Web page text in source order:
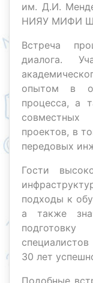
им. Д.И.
НИЯУ МИФИ
Встреча
диалога.
опытом в
процесса, а
проектов, в
передовых
Гости
подходы к
а также
подготовку
30 лет
Подобные